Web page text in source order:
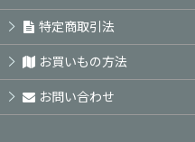
特定商取引法
お買いもの方法
お問い合わせ